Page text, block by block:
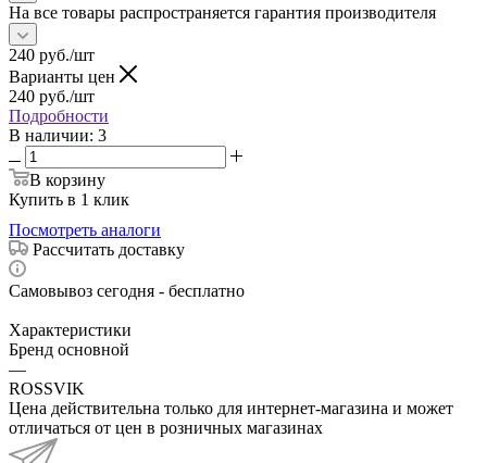
На все товары распространяется гарантия производителя
240 руб./шт
Варианты цен
240 руб./шт
Подробности
В наличии: 3
В корзину
Купить в 1 клик
Посмотреть аналоги
Рассчитать доставку
Самовывоз сегодня - бесплатно
Характеристики
Бренд основной
—
ROSSVIK
Цена действительна только для интернет-магазина и может
отличаться от цен в розничных магазинах